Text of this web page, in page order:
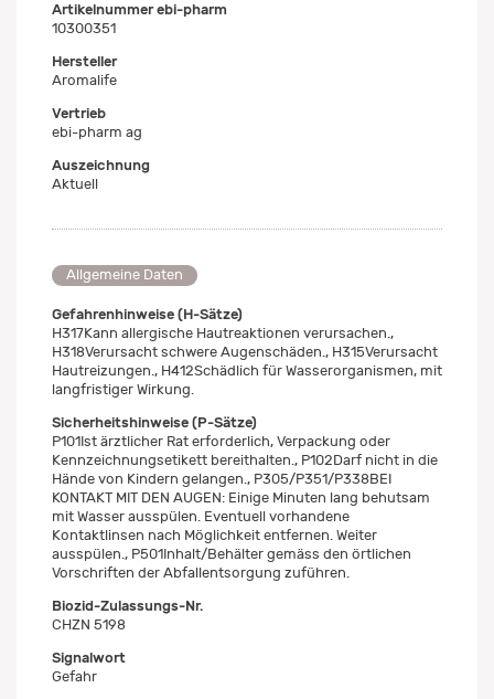
Artikelnummer ebi-pharm
10300351
Hersteller
Aromalife
Vertrieb
ebi-pharm ag
Auszeichnung
Aktuell
Allgemeine Daten
Gefahrenhinweise (H-Sätze)
H317Kann allergische Hautreaktionen verursachen.,
H318Verursacht schwere Augenschäden., H315Verursacht
Hautreizungen., H412Schädlich für Wasserorganismen, mit
langfristiger Wirkung.
Sicherheitshinweise (P-Sätze)
P101Ist ärztlicher Rat erforderlich, Verpackung oder
Kennzeichnungsetikett bereithalten., P102Darf nicht in die
Hände von Kindern gelangen., P305/P351/P338BEI
KONTAKT MIT DEN AUGEN: Einige Minuten lang behutsam
mit Wasser ausspülen. Eventuell vorhandene
Kontaktlinsen nach Möglichkeit entfernen. Weiter
ausspülen., P501Inhalt/Behälter gemäss den örtlichen
Vorschriften der Abfallentsorgung zuführen.
Biozid-Zulassungs-Nr.
CHZN 5198
Signalwort
Gefahr